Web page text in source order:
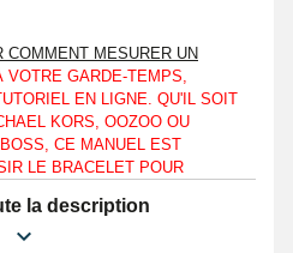
COMMENT MESURER UN
VOTRE GARDE-TEMPS,
EN LIGNE. QU'IL SOIT
KORS, OOZOO OU
CE MANUEL EST
LE BRACELET POUR
DISPOSEZ.
la description